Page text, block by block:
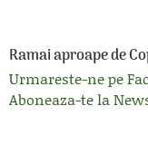
Ramai aproape de
Urmareste-ne pe
Aboneaza-te la